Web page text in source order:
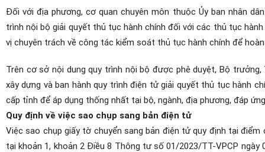
Đối với địa phương, cơ quan chuyên môn thuộc Ủy ban nhân
trình nội bộ giải quyết thủ tục hành chính đối với các thủ tục
vị chuyên trách về công tác kiểm soát thủ tục hành chính để
Trên cơ sở nội dung quy trình nội bộ được phê duyệt, Bộ
xây dựng và ban hành quy trình điện tử giải quyết thủ tục hành
cấp tỉnh để áp dụng thống nhất tại bộ, ngành, địa phương, đáp
Quy định về việc sao chụp sang bản điện tử
Việc sao chụp giấy tờ chuyển sang bản điện tử quy định tại
tại khoản 1, khoản 2 Điều 8 Thông tư số 01/2023/TT-VPCP